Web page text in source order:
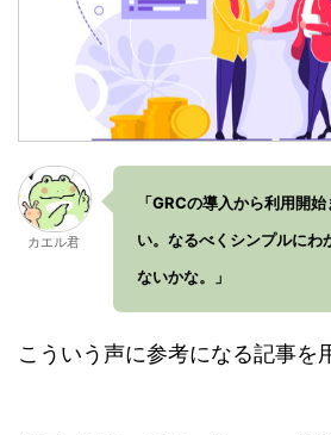
カエル君
「GRCの導入から利用開
い。なるべくシンプルにわ
ないかな。」
こういう声に参考になる記事を